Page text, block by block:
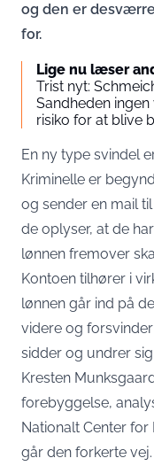
og den er
for.
Lige nu læser
Trist nyt:
Sandheden
risiko for at blive
En ny type svindel
Kriminelle er
og sender en mail
de oplyser, at de
lønnen fremover
Kontoen tilhører i
lønnen går ind på
videre og
sidder og undrer
Kresten
forebyggelse,
Nationalt Center for
går den forkerte vej.